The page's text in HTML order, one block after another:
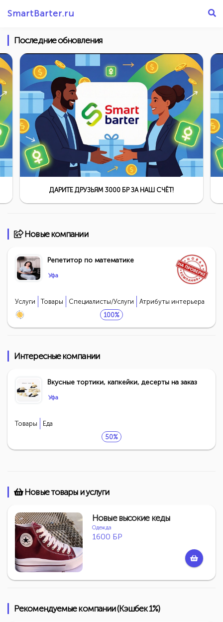
SmartBarter.ru
Последние обновления
ДАРИТЕ ДРУЗЬЯМ 3000 БР ЗА НАШ СЧЁТ!
Новые компании
Репетитор по математике
Уфа
Услуги Товары Специалисты/Услуги
Атрибуты интерьера
100%
Интересные компании
Вкусные тортики, капкейки, десерты на заказ
Уфа
Товары
Еда
50%
Новые товары и услуги
Новые высокие кеды
Одежда
1600 БР
Рекомендуемые компании (Кэшбек 1%)
Продукция AVON, ФАБЕРЛИК,
1234 БР